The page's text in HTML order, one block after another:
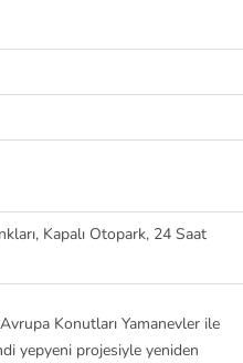
Kapalı Otopark, 24 Saat
Konutları Yamanevler ile
yepyeni projesiyle yeniden